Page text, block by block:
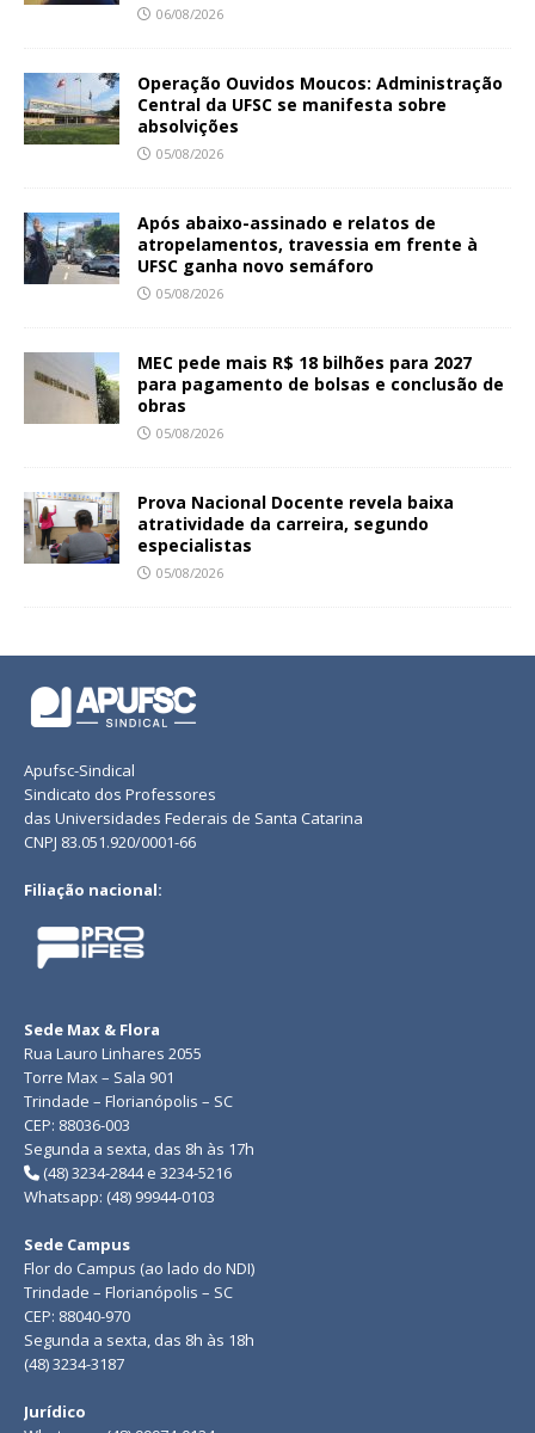
06/08/2026
Operação Ouvidos Moucos: Administração
Central da UFSC se manifesta sobre
absolvições
05/08/2026
Após abaixo-assinado e relatos de
atropelamentos, travessia em frente à
UFSC ganha novo semáforo
05/08/2026
MEC pede mais R$ 18 bilhões para 2027
para pagamento de bolsas e conclusão de
obras
05/08/2026
Prova Nacional Docente revela baixa
atratividade da carreira, segundo
especialistas
05/08/2026
Apufsc-Sindical
Sindicato dos Professores
das Universidades Federais de Santa Catarina
CNPJ 83.051.920/0001-66
Filiação nacional:
Sede Max & Flora
Rua Lauro Linhares 2055
Torre Max – Sala 901
Trindade – Florianópolis – SC
CEP: 88036-003
Segunda a sexta, das 8h às 17h
(48) 3234-2844 e 3234-5216
Whatsapp: (48) 99944-0103
Sede Campus
Flor do Campus (ao lado do NDI)
Trindade – Florianópolis – SC
CEP: 88040-970
Segunda a sexta, das 8h às 18h
(48) 3234-3187
Jurídico